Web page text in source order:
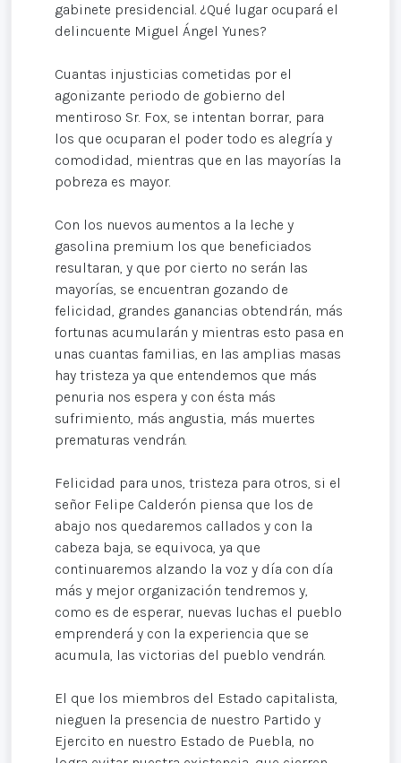
gabinete presidencial. ¿Qué lugar ocupará el
delincuente Miguel Ángel Yunes?
Cuantas injusticias cometidas por el
agonizante periodo de gobierno del
mentiroso Sr. Fox, se intentan borrar, para
los que ocuparan el poder todo es alegría y
comodidad, mientras que en las mayorías la
pobreza es mayor.
Con los nuevos aumentos a la leche y
gasolina premium los que beneficiados
resultaran, y que por cierto no serán las
mayorías, se encuentran gozando de
felicidad, grandes ganancias obtendrán, más
fortunas acumularán y mientras esto pasa en
unas cuantas familias, en las amplias masas
hay tristeza ya que entendemos que más
penuria nos espera y con ésta más
sufrimiento, más angustia, más muertes
prematuras vendrán.
Felicidad para unos, tristeza para otros, si el
señor Felipe Calderón piensa que los de
abajo nos quedaremos callados y con la
cabeza baja, se equivoca, ya que
continuaremos alzando la voz y día con día
más y mejor organización tendremos y,
como es de esperar, nuevas luchas el pueblo
emprenderá y con la experiencia que se
acumula, las victorias del pueblo vendrán.
El que los miembros del Estado capitalista,
nieguen la presencia de nuestro Partido y
Ejercito en nuestro Estado de Puebla, no